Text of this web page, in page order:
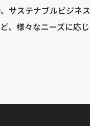
サステナブルビジネ
、様々なニーズに応